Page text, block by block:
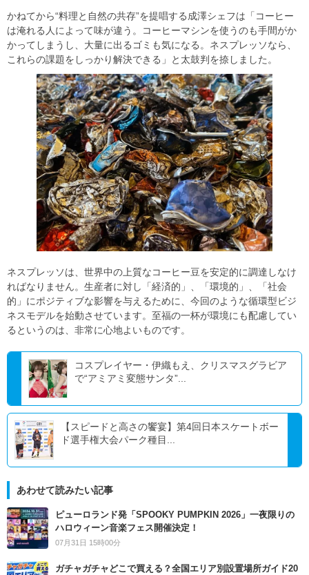
かねてから“料理と自然の共存”を提唱する成澤シェフは「コーヒー
は淹れる人によって味が違う。コーヒーマシンを使うのも手間がか
かってしまうし、大量に出るゴミも気になる。ネスプレッソなら、
これらの課題をしっかり解決できる」と太鼓判を捺しました。
ネスプレッソは、世界中の上質なコーヒー豆を安定的に調達しなけ
ればなりません。生産者に対し「経済的」、「環境的」、「社会
的」にポジティブな影響を与えるために、今回のような循環型ビジ
ネスモデルを始動させています。至福の一杯が環境にも配慮してい
るというのは、非常に心地よいものです。
コスプレイヤー・伊織もえ、クリスマスグラビア
で“アミアミ変態サンタ”...
【スピードと高さの饗宴】第4回日本スケートボー
ド選手権大会パーク種目...
あわせて読みたい記事
ピューロランド発「SPOOKY PUMPKIN 2026」一夜限りの
ハロウィーン音楽フェス開催決定！
07月31日 15時00分
ガチャガチャどこで買える？全国エリア別設置場所ガイド20